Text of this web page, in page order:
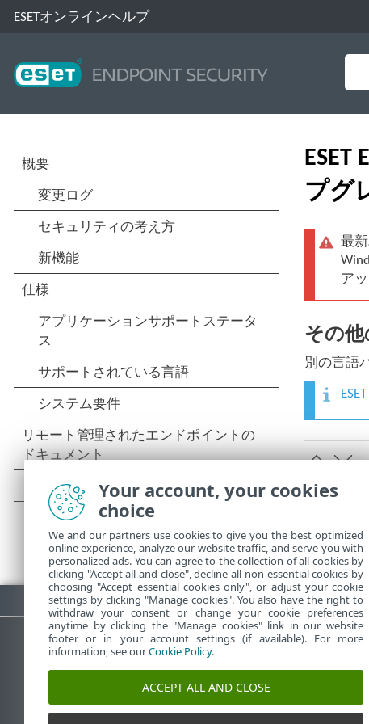
ESETオンラインヘルプ
プグ
最
ア
その他
別の言語
PDFのダウンロード
Your account, your cookies
choice
We and our partners use cookies to give you the best optimized
online experience, analyze our website traffic, and serve you with
personalized ads. You can agree to the collection of all cookies by
clicking "Accept all and close", decline all non-essential cookies by
choosing "Accept essential cookies only", or adjust your cookie
settings by clicking "Manage cookies". You also have the right to
withdraw your consent or change your cookie preferences
anytime by clicking the "Manage cookies" link in our website
footer or in your account settings (if available). For more
information, see ourCookie Policy.
ACCEPT ALL AND CLOSE